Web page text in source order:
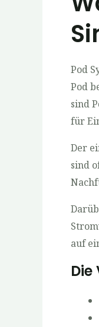
Pod
Pod
sind
für
Der
sind
auf